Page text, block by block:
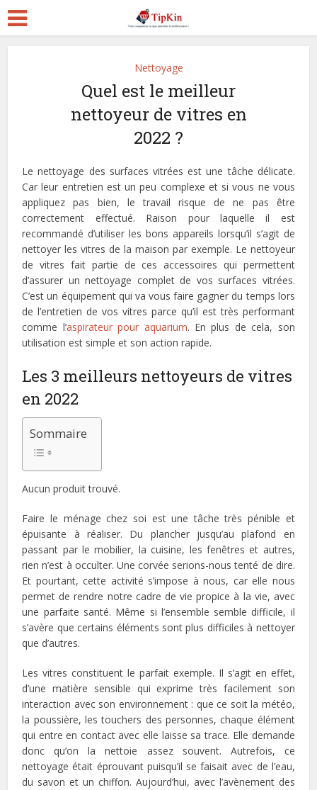
Nettoyage
Quel est le meilleur
nettoyeur de vitres en
2022 ?
Le nettoyage des surfaces vitrées est une tâche délicate.
Car leur entretien est un peu complexe et si vous ne vous
appliquez pas bien, le travail risque de ne pas être
correctement effectué. Raison pour laquelle il est
recommandé d’utiliser les bons appareils lorsqu’il s’agit de
nettoyer les vitres de la maison par exemple. Le nettoyeur
de vitres fait partie de ces accessoires qui permettent
d’assurer un nettoyage complet de vos surfaces vitrées.
C’est un équipement qui va vous faire gagner du temps lors
de l’entretien de vos vitres parce qu’il est très performant
comme l’aspirateur pour aquarium. En plus de cela, son
utilisation est simple et son action rapide.
Les 3 meilleurs nettoyeurs de vitres
en 2022
Sommaire
Aucun produit trouvé.
Faire le ménage chez soi est une tâche très pénible et
épuisante à réaliser. Du plancher jusqu’au plafond en
passant par le mobilier, la cuisine, les fenêtres et autres,
rien n’est à occulter. Une corvée serions-nous tenté de dire.
Et pourtant, cette activité s’impose à nous, car elle nous
permet de rendre notre cadre de vie propice à la vie, avec
une parfaite santé. Même si l’ensemble semble difficile, il
s’avère que certains éléments sont plus difficiles à nettoyer
que d’autres.
Les vitres constituent le parfait exemple. Il s’agit en effet,
d’une matière sensible qui exprime très facilement son
interaction avec son environnement : que ce soit la météo,
la poussière, les touchers des personnes, chaque élément
qui entre en contact avec elle laisse sa trace. Elle demande
donc qu’on la nettoie assez souvent. Autrefois, ce
nettoyage était éprouvant puisqu’il se faisait avec de l’eau,
du savon et un chiffon. Aujourd’hui, avec l’avènement des